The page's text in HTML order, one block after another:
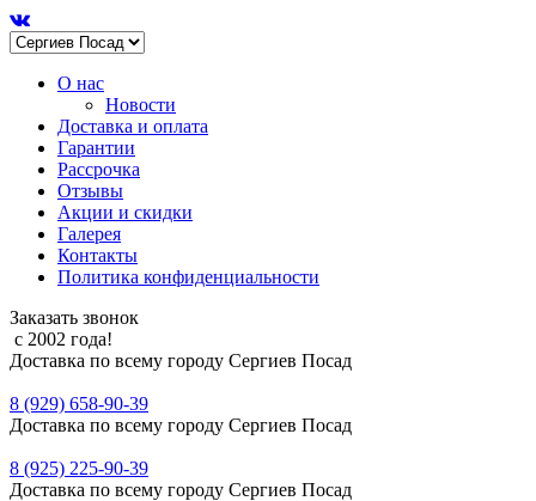
О нас
Новости
Доставка и оплата
Гарантии
Рассрочка
Отзывы
Акции и скидки
Галерея
Контакты
Политика конфиденциальности
Заказать звонок
с 2002 года!
Доставка по всему городу Сергиев Посад
8 (929) 658-90-39
Доставка по всему городу Сергиев Посад
8 (925) 225-90-39
Доставка по всему городу Сергиев Посад